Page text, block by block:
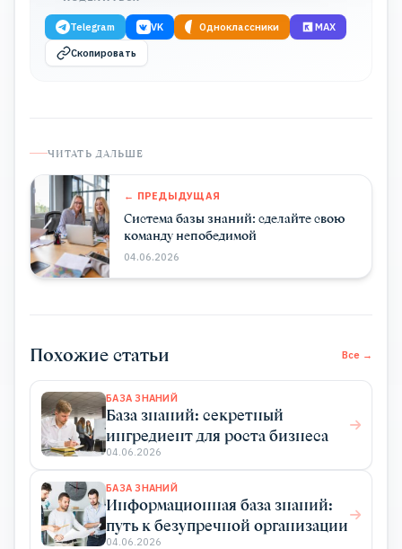
Telegram VK Одноклассники MAX
Скопировать
ЧИТАТЬ ДАЛЬШЕ
← ПРЕДЫДУЩАЯ
Система базы знаний: сделайте свою
команду непобедимой
04.06.2026
Похожие статьи Все →
БАЗА ЗНАНИЙ
База знаний: секретный
ингредиент для роста бизнеса
04.06.2026
БАЗА ЗНАНИЙ
Информационная база знаний:
путь к безупречной организации
04.06.2026